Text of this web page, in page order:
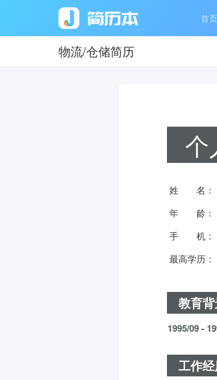
首页
物流/仓储简历
个
姓 名：
年 龄：
手 机：
最高学历：
教育
1995/09 -
工作